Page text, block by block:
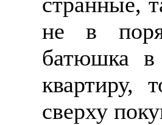
не в
батюшка в
квартиру,
сверху